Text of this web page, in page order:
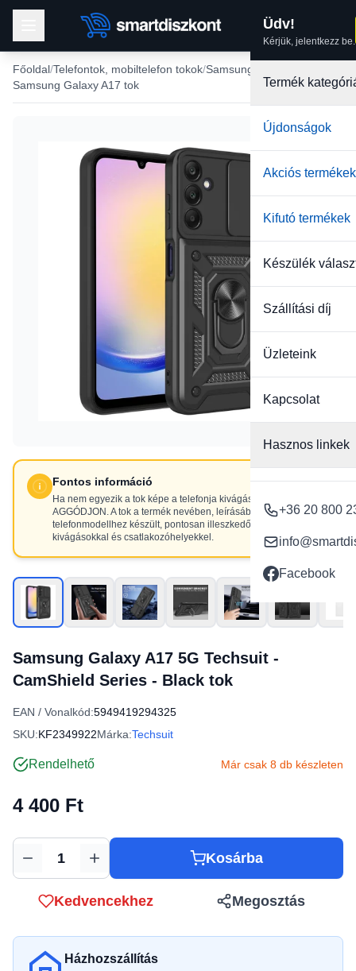
Üdv!
Kérjük, jelentkezz be.
Termék
Újdonságok
Akciós termékek
Kifutó termékek
Készülék
Szállítási díj
Üzleteink
Kapcsolat
Hasznos linkek
+36 20 800
Facebook
Főoldal Telefontok, mobiltelefon tokok Samsung tokok
Samsung Galaxy A17 tok
Fontos információ
Ha nem egyezik a tok képe a telefonja kivágásaival, NE
AGGÓDJON. A tok a termék nevében, leírásában szereplő
telefonmodellhez készült, pontosan illeszkedő
kivágásokkal és csatlakozóhelyekkel.
Samsung Galaxy A17 5G Techsuit -
CamShield Series - Black tok
EAN / Vonalkód:5949419294325
SKU:KF2349922Márka:Techsuit
Rendelhető Már csak 8 db készleten
4 400 Ft
Mennyiség Kosárba
Kedvencekhez Megosztás
Házhozszállítás